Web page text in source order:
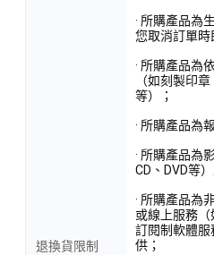
退換貨限制
· 所購產品為
您取消訂單時
· 所購產品為
（如刻製印
等）；
· 所購產品為
· 所購產品為
CD、DVD等
· 所購產品為
或線上服務（
訂閱制軟體
供；